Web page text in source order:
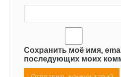
Сохранить моё имя,
последующих моих